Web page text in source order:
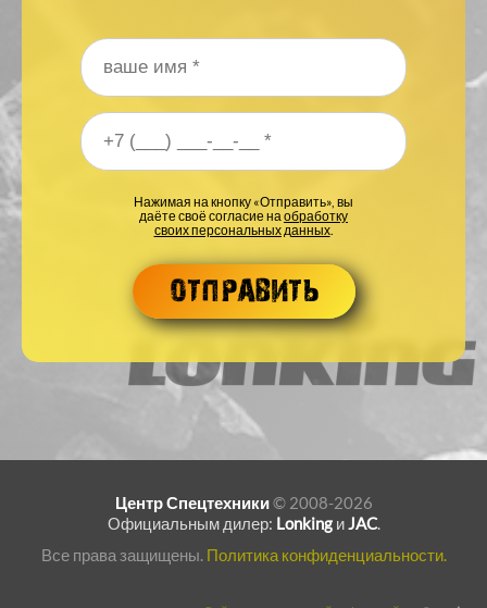
Ваше имя*
Ваш номер телефона*
Нажимая на кнопку «Отправить», вы
даёте своё согласие наобработку
своих персональных данных.
Центр Спецтехники© 2008-2026
Официальным дилер: LonkingиJAC.
Все права защищены. Политика конфиденциальности.